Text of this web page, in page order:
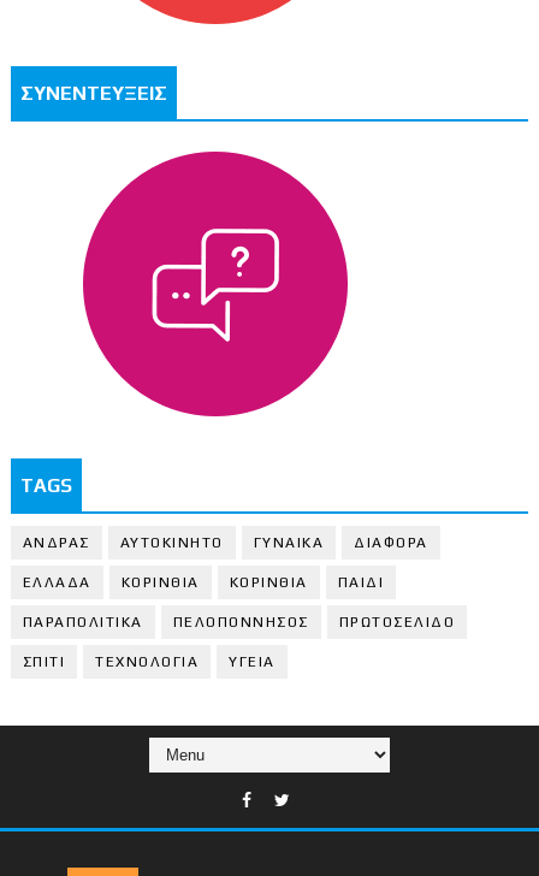
ΣΥΝΕΝΤΕΥΞΕΙΣ
TAGS
ΑΝΔΡΑΣ ΑΥΤΟΚΙΝΗΤΟ ΓΥΝΑΙΚΑ ΔΙΑΦΟΡΑ
ΕΛΛΑΔΑ ΚΟΡΙΝΘΙΑ ΚΟΡΙΝΘΙA ΠΑΙΔΙ
ΠΑΡΑΠΟΛΙΤΙΚΑ ΠΕΛΟΠΟΝΝΗΣΟΣ ΠΡΩΤΟΣΕΛΙΔΟ
ΣΠΙΤΙ ΤΕΧΝΟΛΟΓΙΑ ΥΓΕΙΑ